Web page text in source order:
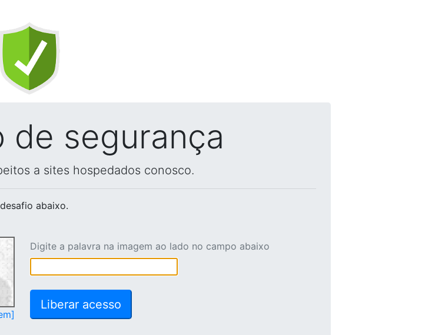
de segurança
a sites hospedados conosco.
abaixo.
Digite a palavra na imagem ao lado no campo abaixo